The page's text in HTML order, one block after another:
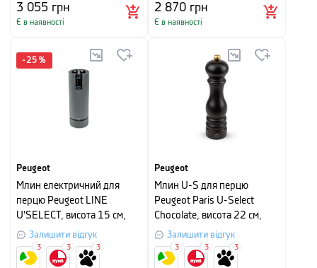
3 055 грн
Є в наявності
2 870 грн
Є в наявності
-25 %
Peugeot
Млин електричний для
перцю Peugeot LINE
U'SELECT, висота 15 см,
сірийЗалишити відгук
3 3 3
Peugeot
Млин U-S для перцю
Peugeot Paris U-Select
Chocolate, висота 22 см,
шоколадний
Залишити відгук
3 3 3